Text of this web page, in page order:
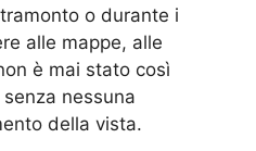
o durante i
alle mappe, alle
è mai stato così
nessuna
della vista.